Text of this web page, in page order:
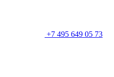
+7 495 649 05 73